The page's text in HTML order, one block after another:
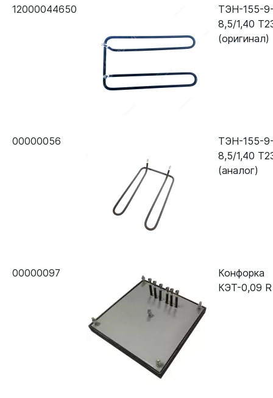
12000044650
ТЭН-155-
8,5/1,40
(оригинал)
00000056
ТЭН-155-
8,5/1,40
(аналог)
00000097
Конфорка
КЭТ-0,09 R